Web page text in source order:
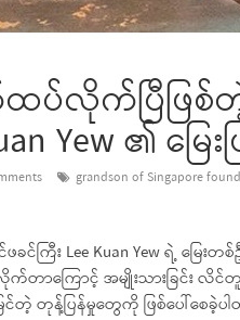
ပ်လိုက်ပြီဖြစ်
Yew ၏ မြေ
grandson of Singapore
င်ကြီး Lee Kuan Yew ရဲ့ မြေ
ာကြောင့် အမျိုးသားခြင်း
တဲ့ တုန့်ပြန်မှုတွေကို ဖြစ်ပေါ်စေခဲ့ပ